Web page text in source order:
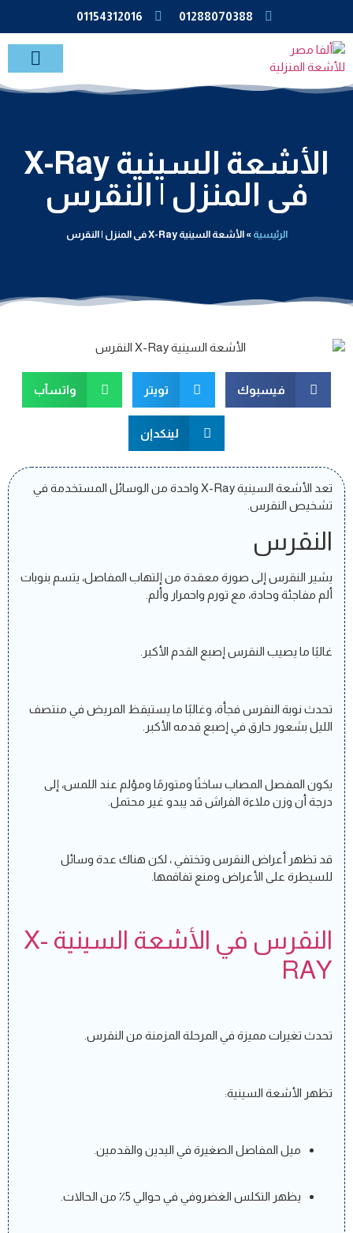
01288070388
01154312016
الأشعة السينية X-Ray
فى المنزل | النقرس
الرئيسية »الأشعة السينية X-Ray فى المنزل | النقرس
فيسبوك تويتر واتسآب
لينكدإن
تعد الأشعة السينية X-Ray واحدة من الوسائل المستخدمة في
تشخيص النقرس.
النقرس
يشير النقرس إلى صورة معقدة من إلتهاب المفاصل، يتسم بنوبات
ألم مفاجئة وحادة، مع تورم واحمرار وألم.
غالبًا ما يصيب النقرس إصبع القدم الأكبر.
تحدث نوبة النقرس فجأة، وغالبًا ما يستيقظ المريض في منتصف
الليل بشعور حارق في إصبع قدمه الأكبر.
يكون المفصل المصاب ساخنًا ومتورمًا ومؤلم عند اللمس، إلى
درجة أن وزن ملاءة الفراش قد يبدو غير محتمل.
قد تظهر أعراض النقرس وتختفي ، لكن هناك عدة وسائل
للسيطرة على الأعراض ومنع تفاقمها.
النقرس في الأشعة السينية X-
RAY
تحدث تغيرات مميزة في المرحلة المزمنة من النقرس.
تظهر الأشعة السينية:
ميل المفاصل الصغيرة في اليدين والقدمين.
يظهر التكلس الغضروفي في حوالي 5٪ من الحالات.